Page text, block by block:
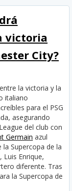
victoria
City?
la victoria y la
italiano
para el PSG
asegurando
del club con
Germain azul
Supercopa de la
Luis Enrique,
diferente. Tras
la Supercopa de